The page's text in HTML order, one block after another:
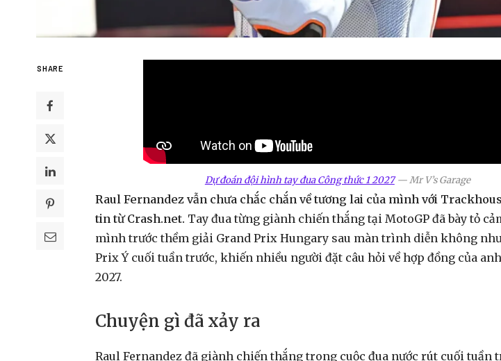
SHARE
Dự đoán đội hình tay đua Công thức 1 2027—Mr V’s Garage
Raul Fernandez vẫn chưa chắc chắn về tương lai của mình với
tin từ Crash.net. Tay đua từng giành chiến thắng tại MotoGP đã bày tỏ
mình trước thềm giải Grand Prix Hungary sau màn trình diễn không
Prix Ý cuối tuần trước, khiến nhiều người đặt câu hỏi về hợp đồng của
2027.
Chuyện gì đã xảy ra
Raul Fernandez đã giành chiến thắng trong cuộc đua nước rút cuối tuần